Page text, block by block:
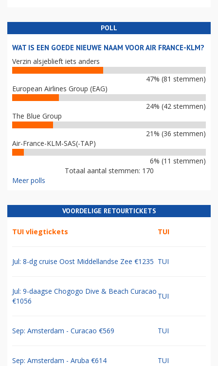
POLL
WAT IS EEN GOEDE NIEUWE NAAM VOOR AIR FRANCE-KLM?
Verzin alsjeblieft iets anders
47% (81 stemmen)
European Airlines Group (EAG)
24% (42 stemmen)
The Blue Group
21% (36 stemmen)
Air-France-KLM-SAS(-TAP)
6% (11 stemmen)
Totaal aantal stemmen: 170
Meer polls
VOORDELIGE RETOURTICKETS
TUI vliegtickets TUI
Jul: 8-dg cruise Oost Middellandse Zee €1235 TUI
Jul: 9-daagse Chogogo Dive & Beach Curacao
€1056
TUI
Sep: Amsterdam - Curacao €569 TUI
Sep: Amsterdam - Aruba €614 TUI